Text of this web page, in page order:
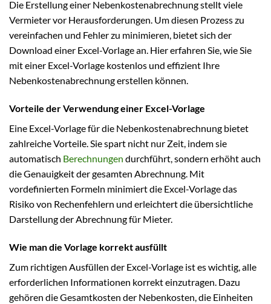
Die Erstellung einer Nebenkostenabrechnung stellt viele
Vermieter vor Herausforderungen. Um diesen Prozess zu
vereinfachen und Fehler zu minimieren, bietet sich der
Download einer Excel-Vorlage an. Hier erfahren Sie, wie Sie
mit einer Excel-Vorlage kostenlos und effizient Ihre
Nebenkostenabrechnung erstellen können.
Vorteile der Verwendung einer Excel-Vorlage
Eine Excel-Vorlage für die Nebenkostenabrechnung bietet
zahlreiche Vorteile. Sie spart nicht nur Zeit, indem sie
automatisch Berechnungen durchführt, sondern erhöht auch
die Genauigkeit der gesamten Abrechnung. Mit
vordefinierten Formeln minimiert die Excel-Vorlage das
Risiko von Rechenfehlern und erleichtert die übersichtliche
Darstellung der Abrechnung für Mieter.
Wie man die Vorlage korrekt ausfüllt
Zum richtigen Ausfüllen der Excel-Vorlage ist es wichtig, alle
erforderlichen Informationen korrekt einzutragen. Dazu
gehören die Gesamtkosten der Nebenkosten, die Einheiten